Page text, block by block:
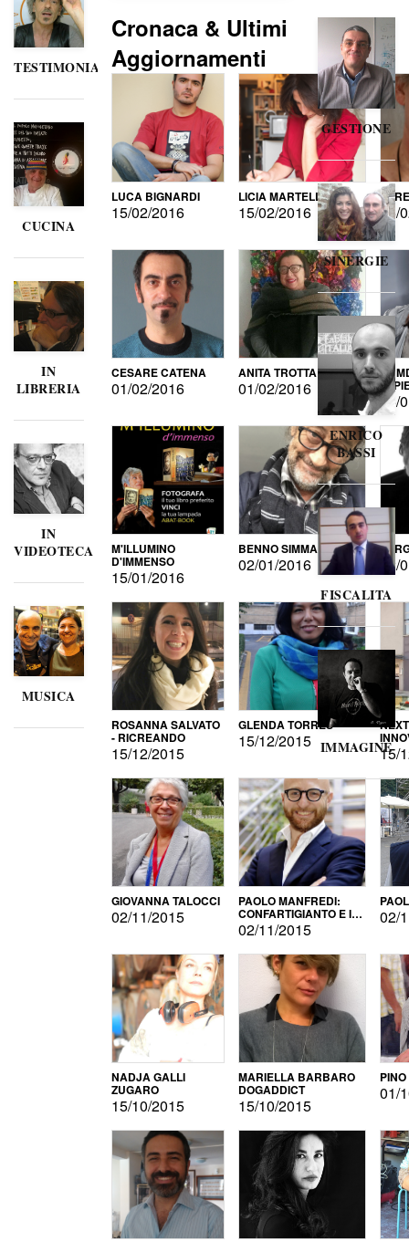
TESTIMONIANZE
CUCINA
IN
LIBRERIA
IN
VIDEOTECA
MUSICA
Cronaca & Ultimi
Aggiornamenti
LUCA BIGNARDI
15/02/2016
LICIA MARTELLI
15/02/2016 15/
CESARE CATENA
01/02/2016
ANITA TROTTA
01/02/2016 DI
15/
M'ILLUMINO
D'IMMENSO
15/01/2016
BENNO SIMMA
02/01/2016
ROSANNA SALVATO
- RICREANDO
15/12/2015
GLENDA TORRES
15/12/2015
15/
GIOVANNA TALOCCI
02/11/2015
PAOLO MANFREDI:
CONFARTIGIANTO E IL
SONDAGGIO
02/11/2015
02/
NADJA GALLI
ZUGARO
15/10/2015
MARIELLA BARBARO
DOGADDICT
15/10/2015
01/
GESTIONE
SINERGIE
ENRICO
BASSI
FISCALITA
IMMAGINE